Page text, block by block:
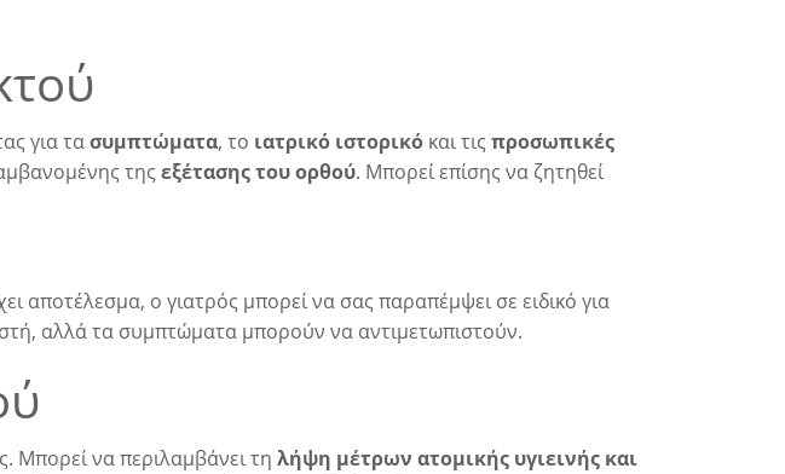
για τασυμπτώματα, το ιατρικό ιστορικό και τις προσωπικές
της εξέτασης του ορθού. Μπορεί επίσης να ζητηθεί
αποτέλεσμα, ο γιατρός μπορεί να σας παραπέμψει σε ειδικό για
αλλά τα συμπτώματα μπορούν να αντιμετωπιστούν.
Μπορεί να περιλαμβάνει τη λήψη μέτρων ατομικής υγιεινής και